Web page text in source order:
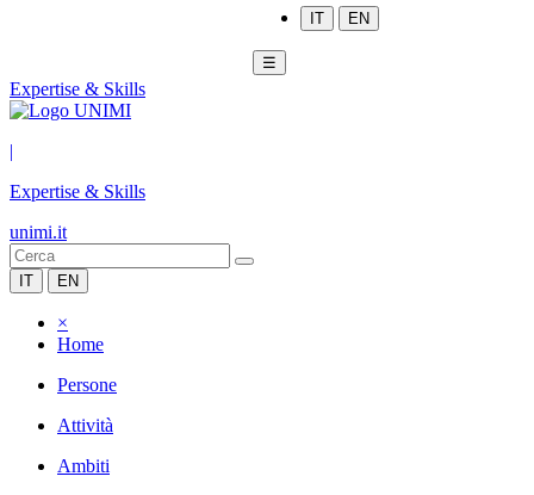
IT EN
☰
Expertise & Skills
|
Expertise & Skills
unimi.it
IT EN
×
Home
Persone
Attività
Ambiti